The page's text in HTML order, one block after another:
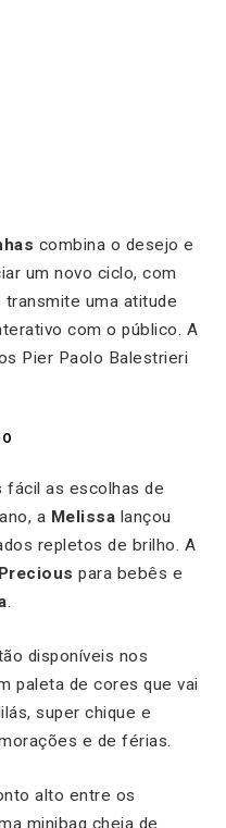
combina o desejo e
um novo ciclo, com
uma atitude
com o público. A
Pier Paolo Balestrieri
fácil as escolhas de
a Melissa lançou
repletos de brilho. A
Precious para bebês e
.
disponíveis nos
paleta de cores que vai
super chique e
e de férias.
alto entre os
minibag cheia de